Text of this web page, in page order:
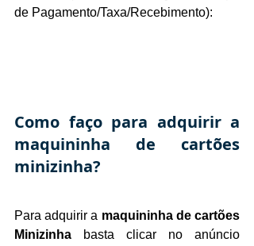
de Pagamento/Taxa/Recebimento):
Como faço para adquirir a
maquininha de cartões
minizinha?
Para adquirir a maquininha de cartões
Minizinha basta clicar no anúncio